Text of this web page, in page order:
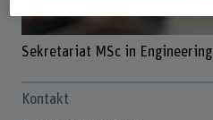
Sekretariat MSc in Engineering
Kontakt